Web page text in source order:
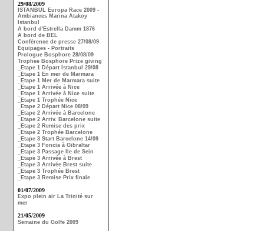
29/08/2009
ISTANBUL Europa Race 2009 -
Ambiances Marina Atakoy
Istanbul
A bord d'Estrella Damm 1876
A bord de BEL
Conférence de presse 27/08/09
Equipages - Portraits
Prologue Bosphore 28/08/09
Trophee Bosphore Prize giving
_Etape 1 Départ Istanbul 29/08
_Etape 1 En mer de Marmara
_Etape 1 Mer de Marmara suite
_Etape 1 Arrivée à Nice
_Etape 1 Arrivée à Nice suite
_Etape 1 Trophée Nice
_Etape 2 Départ Nice 08/09
_Etape 2 Arrivée à Barcelone
_Etape 2 Arriv. Barcelone suite
_Etape 2 Remise des prix
_Etape 2 Trophée Barcelone
_Etape 3 Start Barcelone 14/09
_Etape 3 Foncia à Gibraltar
_Etape 3 Passage Ile de Sein
_Etape 3 Arrivée à Brest
_Etape 3 Arrivée Brest suite
_Etape 3 Trophée Brest
_Etape 3 Remise Prix finale
01/07/2009
Expo plein air La Trinité sur
mer
21/05/2009
Semaine du Golfe 2009